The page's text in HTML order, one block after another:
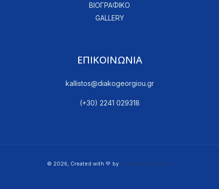
ΒΙΟΓΡΑΦΙΚΟ
GALLERY
ΕΠΙΚΟΙΝΩΝΙΑ
kallistos@diakogeorgiou.gr
(+30) 2241 029318
© 2026, Created with 💚 by e-Marketing Center